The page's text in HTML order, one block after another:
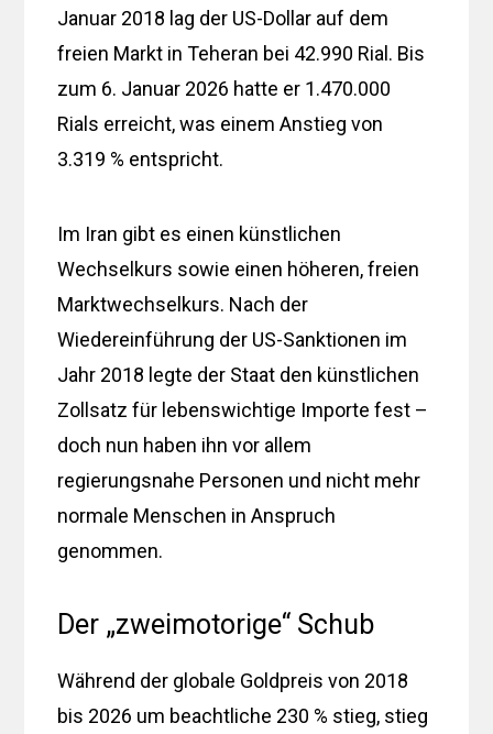
Januar 2018 lag der US-Dollar auf dem
freien Markt in Teheran bei 42.990 Rial. Bis
zum 6. Januar 2026 hatte er 1.470.000
Rials erreicht, was einem Anstieg von
3.319 % entspricht.
Im Iran gibt es einen künstlichen
Wechselkurs sowie einen höheren, freien
Marktwechselkurs. Nach der
Wiedereinführung der US-Sanktionen im
Jahr 2018 legte der Staat den künstlichen
Zollsatz für lebenswichtige Importe fest –
doch nun haben ihn vor allem
regierungsnahe Personen und nicht mehr
normale Menschen in Anspruch
genommen.
Der „zweimotorige“ Schub
Während der globale Goldpreis von 2018
bis 2026 um beachtliche 230 % stieg, stieg